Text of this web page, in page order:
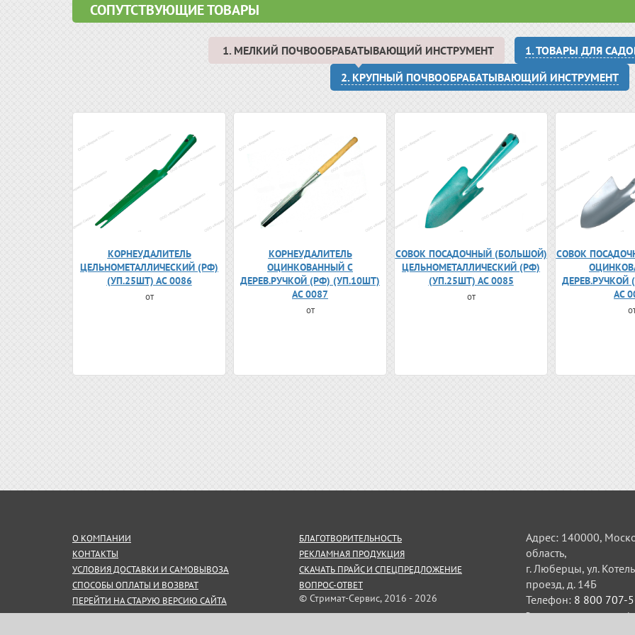
СОПУТСТВУЮЩИЕ ТОВАРЫ
1. МЕЛКИЙ ПОЧВООБРАБАТЫВАЮЩИЙ ИНСТРУМЕНТ
1. ТОВАРЫ ДЛЯ
2. КРУПНЫЙ ПОЧВООБРАБАТЫВАЮЩИЙ ИНСТРУМЕНТ
КОРНЕУДАЛИТЕЛЬ
ЦЕЛЬНОМЕТАЛЛИЧЕСКИЙ (РФ)
(УП.25ШТ) АС 0086
от
КОРНЕУДАЛИТЕЛЬ
ОЦИНКОВАННЫЙ С
ДЕРЕВ.РУЧКОЙ (РФ) (УП.10ШТ)
АС 0087
от
СОВОК ПОСАДОЧНЫЙ (БОЛЬШОЙ)
ЦЕЛЬНОМЕТАЛЛИЧЕСКИЙ (РФ)
(УП.25ШТ) АС 0085
от
СОВОК
ДЕРЕВ.РУЧКОЙ
АС
О КОМПАНИИ
КОНТАКТЫ
УСЛОВИЯ ДОСТАВКИ И САМОВЫВОЗА
СПОСОБЫ ОПЛАТЫ И ВОЗВРАТ
ПЕРЕЙТИ НА СТАРУЮ ВЕРСИЮ САЙТА
СОГЛАШЕНИЕ НА ОБРАБОТКУ
БЛАГОТВОРИТЕЛЬНОСТЬ
РЕКЛАМНАЯ ПРОДУКЦИЯ
СКАЧАТЬ ПРАЙС И СПЕЦПРЕДЛОЖЕНИЕ
ВОПРОС-ОТВЕТ
© Стримат-Сервис, 2016 - 2026
Адрес: 140000,
область,
г. Люберцы, ул.
проезд, д. 14Б
Телефон: 8 800 707-
Электронная почта: